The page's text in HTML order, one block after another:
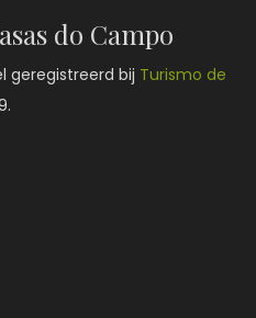
do Campo
geregistreerd bij Turismo de